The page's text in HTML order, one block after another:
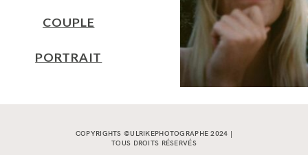
COUPLE
PORTRAIT
COPYRIGHTS ©ULRIKEPHOTOGRAPHE 2024 |
TOUS DROITS RÉSERVÉS